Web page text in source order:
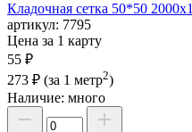
Кладочная сетка 50*50
артикул: 7795
Цена за 1 карту
55 ₽
273 ₽ (за 1 метр2)
Наличие: много